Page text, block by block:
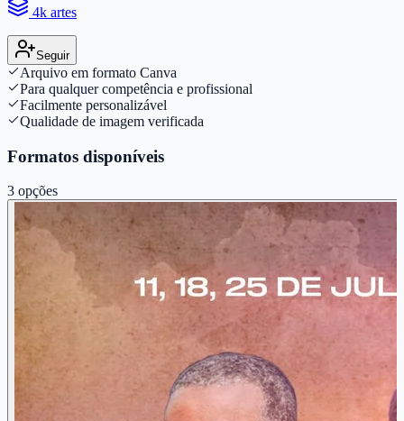
4k artes
Seguir
Arquivo em formato Canva
Para qualquer competência e profissional
Facilmente personalizável
Qualidade de imagem verificada
Formatos disponíveis
3 opções